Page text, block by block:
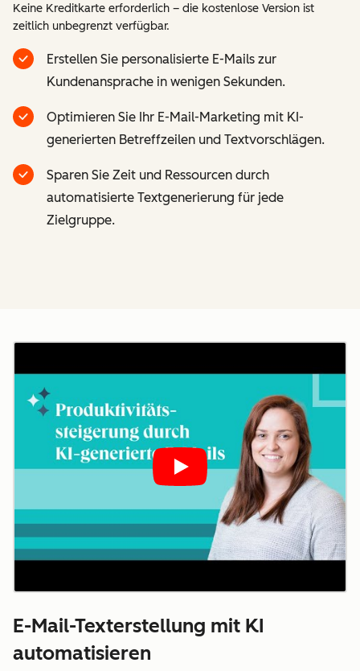
Keine Kreditkarte erforderlich – die kostenlose Version ist
zeitlich unbegrenzt verfügbar.
Erstellen Sie personalisierte E-Mails zur
Kundenansprache in wenigen Sekunden.
Optimieren Sie Ihr E-Mail-Marketing mit KI-
generierten Betreffzeilen und Textvorschlägen.
Sparen Sie Zeit und Ressourcen durch
automatisierte Textgenerierung für jede
Zielgruppe.
Play
E-Mail-Texterstellung mit KI
automatisieren